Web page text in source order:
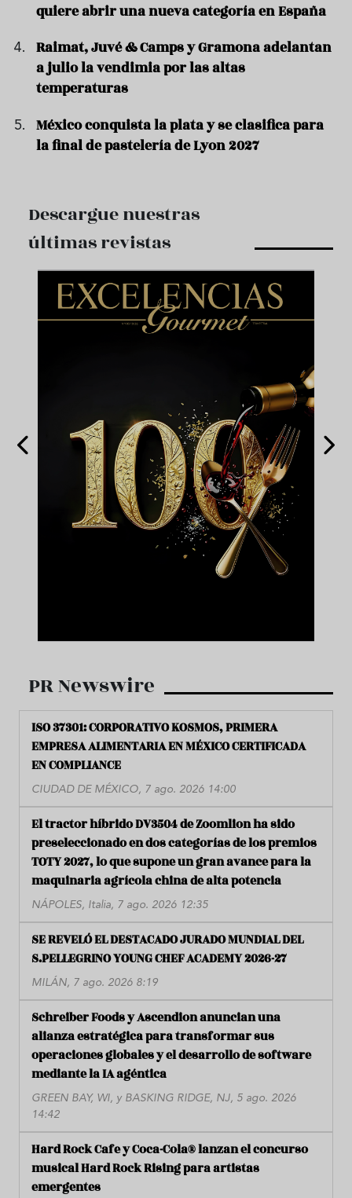
quiere abrir una nueva categoría en España
Raimat, Juvé & Camps y Gramona adelantan
a julio la vendimia por las altas
temperaturas
México conquista la plata y se clasifica para
la final de pastelería de Lyon 2027
Descargue nuestras
últimas revistas
PR Newswire
ISO 37301: CORPORATIVO KOSMOS, PRIMERA
EMPRESA ALIMENTARIA EN MÉXICO CERTIFICADA
EN COMPLIANCE
CIUDAD DE MÉXICO, 7 ago. 2026 14:00
El tractor híbrido DV3504 de Zoomlion ha sido
preseleccionado en dos categorías de los premios
TOTY 2027, lo que supone un gran avance para la
maquinaria agrícola china de alta potencia
NÁPOLES, Italia, 7 ago. 2026 12:35
SE REVELÓ EL DESTACADO JURADO MUNDIAL DEL
S.PELLEGRINO YOUNG CHEF ACADEMY 2026-27
MILÁN, 7 ago. 2026 8:19
Schreiber Foods y Ascendion anuncian una
alianza estratégica para transformar sus
operaciones globales y el desarrollo de software
mediante la IA agéntica
GREEN BAY, WI, y BASKING RIDGE, NJ, 5 ago. 2026
14:42
Hard Rock Cafe y Coca-Cola® lanzan el concurso
musical Hard Rock Rising para artistas
emergentes